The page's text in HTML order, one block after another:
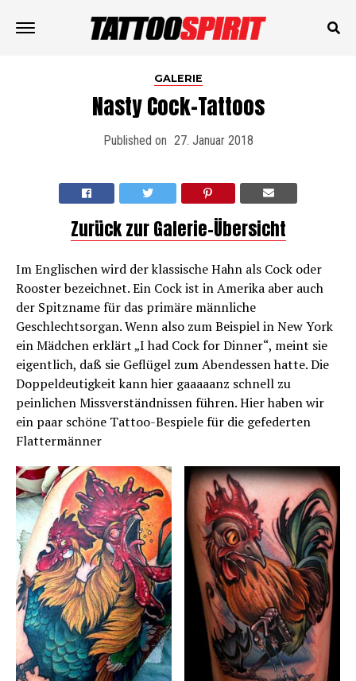
GALERIE
Nasty Cock-Tattoos
Published on 27. Januar 2018
Zurück zur Galerie-Übersicht
Im Englischen wird der klassische Hahn als Cock oder
Rooster bezeichnet. Ein Cock ist in Amerika aber auch
der Spitzname für das primäre männliche
Geschlechtsorgan. Wenn also zum Beispiel in New York
ein Mädchen erklärt „I had Cock for Dinner“, meint sie
eigentlich, daß sie Geflügel zum Abendessen hatte. Die
Doppeldeutigkeit kann hier gaaaaanz schnell zu
peinlichen Missverständnissen führen. Hier haben wir
ein paar schöne Tattoo-Bespiele für die gefederten
Flattermänner